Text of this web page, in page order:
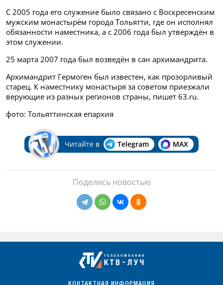
С 2005 года его служение было связано с Воскресенским
мужским монастырём города Тольятти, где он исполнял
обязанности наместника, а с 2006 года был утверждён в
этом служении.
25 марта 2007 года был возведён в сан архимандрита.
Архимандрит Гермоген был известен, как прозорливый
старец. К наместнику монастыря за советом приезжали
верующие из разных регионов страны, пишет 63.ru.
фото: Тольяттинская епархия
Читайте в Telegram MAX
Поделись новостью